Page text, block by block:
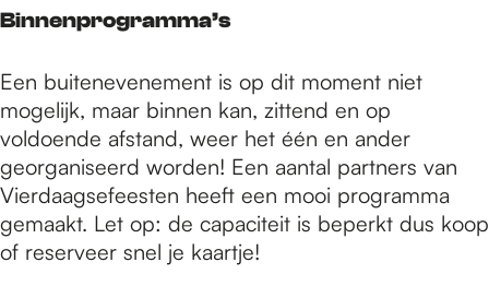
Binnenprogramma’s
Een buitenevenement is op dit moment niet
mogelijk, maar binnen kan, zittend en op
voldoende afstand, weer het één en ander
georganiseerd worden! Een aantal partners van
Vierdaagsefeesten heeft een mooi programma
gemaakt. Let op: de capaciteit is beperkt dus koop
of reserveer snel je kaartje!